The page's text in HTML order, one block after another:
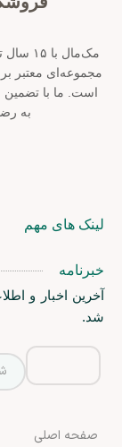
مجموعه‌ای معتبر
است. ما با تضمین
به
لینک های مهم
خبرنامه
آخرین اخبار و
شد.
صفحه اصلی